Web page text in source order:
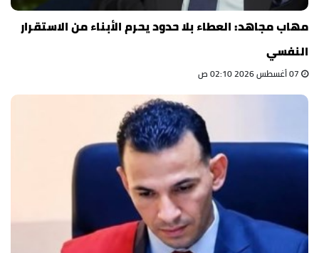
مهاب مجاهد: العطاء بلا حدود يحرم الأبناء من الاستقرار
النفسي